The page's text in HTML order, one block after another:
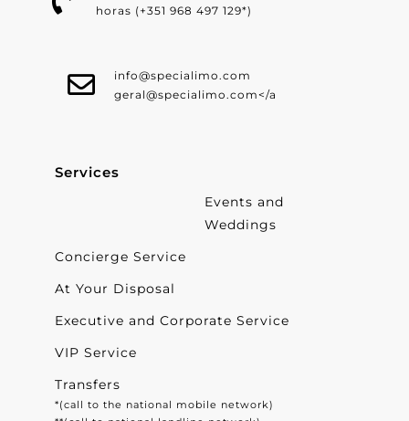
horas (+351 968 497 129*)
info@specialimo.com
geral@specialimo.com</a
Services
Events and
Weddings
Concierge Service
At Your Disposal
Executive and Corporate Service
VIP Service
Transfers
*(call to the national mobile network)